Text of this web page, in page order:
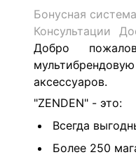
Бонусная система
Консультации
Добро
аксессуаров.
"ZENDEN" - это:
Всегда
Более 250